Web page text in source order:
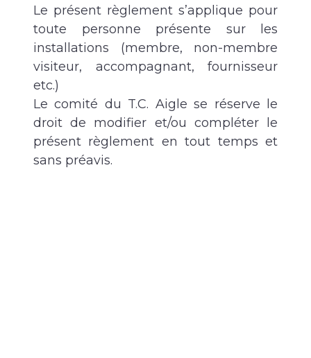
Le présent règlement s’applique pour
toute personne présente sur les
installations (membre, non-membre
visiteur, accompagnant, fournisseur
etc.)
Le comité du T.C. Aigle se réserve le
droit de modifier et/ou compléter le
présent règlement en tout temps et
sans préavis.